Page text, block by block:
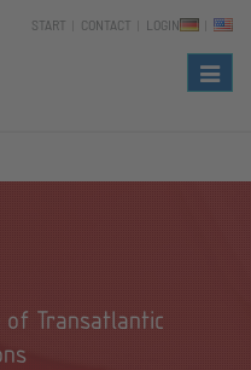
START CONTACT LOGIN
Transatlantic